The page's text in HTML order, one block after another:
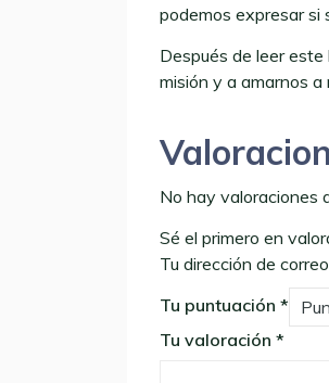
podemos expresar si
Después de leer
misión y a amarnos
No hay valoraciones
Sé el primero en
Tu dirección de
Tu puntuación *
Tu valoración *